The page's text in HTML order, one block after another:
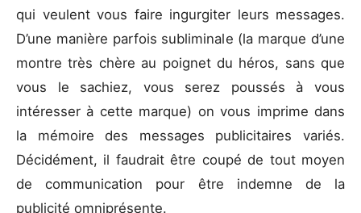
qui veulent vous faire ingurgiter leurs messages.
D’une manière parfois subliminale (la marque d’une
montre très chère au poignet du héros, sans que
vous le sachiez, vous serez poussés à vous
intéresser à cette marque) on vous imprime dans
la mémoire des messages publicitaires variés.
Décidément, il faudrait être coupé de tout moyen
de communication pour être indemne de la
publicité omniprésente.